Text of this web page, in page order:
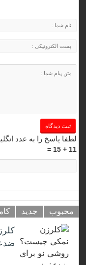
لطفا پاسخ را به عدد
11 + 15 =
محبوب جدید